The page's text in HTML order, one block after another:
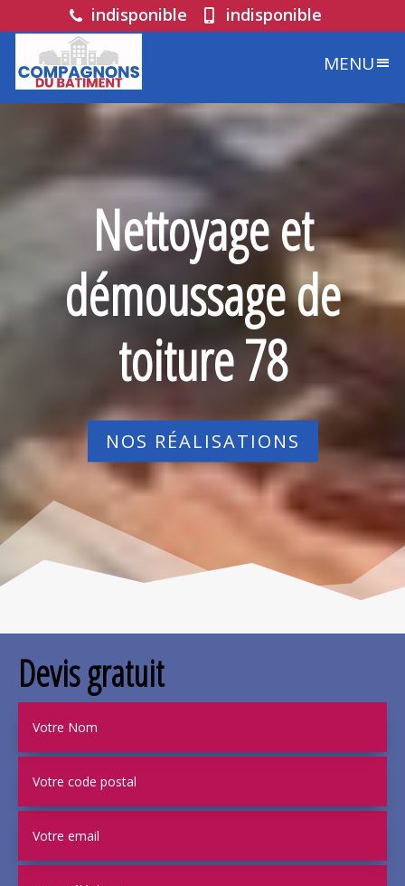
indisponible indisponible
MENU
Nettoyage et
démoussage de
toiture 78
NOS RÉALISATIONS
Devis gratuit